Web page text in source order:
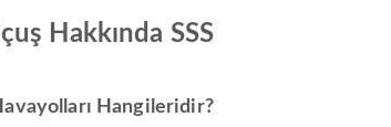
Hakkında SSS
Hangileridir?